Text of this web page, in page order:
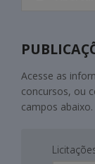
Acesse as
concursos, ou
campos abaixo.